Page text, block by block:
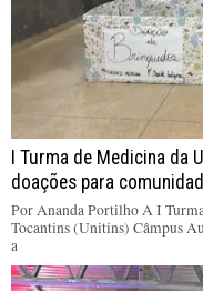
I Turma de Medicina
doações para
Por Ananda Portilho A I
Tocantins (Unitins) Câmpus
a